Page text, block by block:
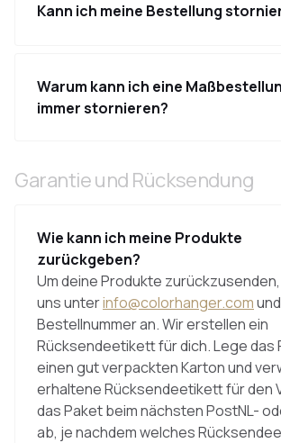
Kann ich meine Bestellung
Warum kann ich eine
immer stornieren?
Garantie und Rücksendung
Wie kann ich meine Produkte
zurückgeben?
Um deine Produkte
uns unterinfo@colorhanger.com
Bestellnummer an. Wir erstellen ein
Rücksendeetikett für dich. Lege das
einen gut verpackten Karton und
erhaltene Rücksendeetikett für den
das Paket beim nächsten PostNL-
ab, je nachdem welches